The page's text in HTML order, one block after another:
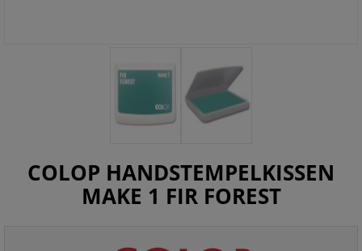
COLOP HANDSTEMPELKISSEN
MAKE 1 FIR FOREST